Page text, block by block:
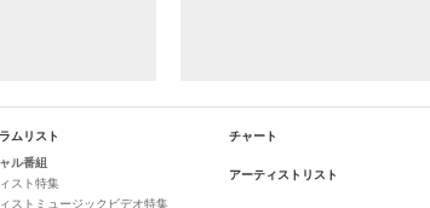
ムリスト
ル番組
スト特集
ストミュージックビデオ特集
チャート
アーティストリスト